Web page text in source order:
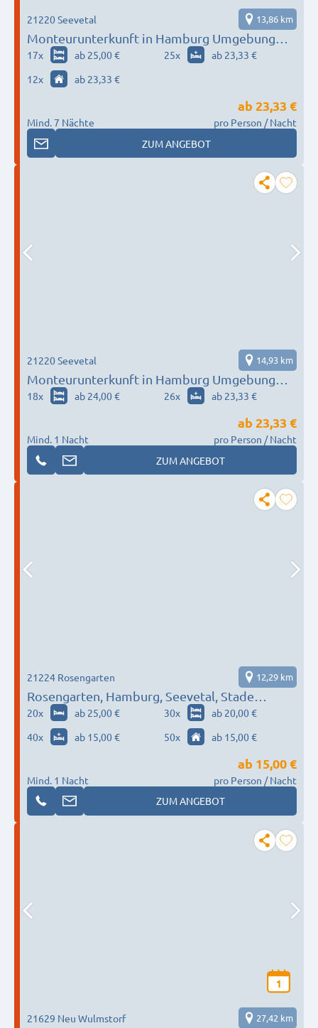
Monteurunterkunft in Hamburg Umgebung
nach Wunsch / Bedürfnis
21220 Seevetal 13,86 km
17x ab 25,00 € 25x
ab 23,33 €
12x ab 23,33 €
Mind. 7 Nächte
ab 23,33 €
pro Person / Nacht
ZUM ANGEBOT
Monteurunterkunft in Hamburg Umgebung
nach Wunsch / Bedürfnis
21220 Seevetal 14,93 km
18x ab 24,00 € 26x ab 23,33 €
Mind. 1 Nacht
ab 23,33 €
pro Person / Nacht
ZUM ANGEBOT
Rosengarten, Hamburg, Seevetal, Stade…
21224 Rosengarten 12,29 km
20x ab 25,00 € 30x
ab 20,00 €
40x ab 15,00 € 50x ab 15,00 €
Mind. 1 Nacht
ab 15,00 €
pro Person / Nacht
ZUM ANGEBOT
1
21629 Neu Wulmstorf 27,42 km